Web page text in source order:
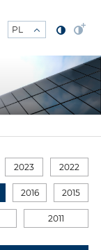
2023 2022
2016 2015
2011